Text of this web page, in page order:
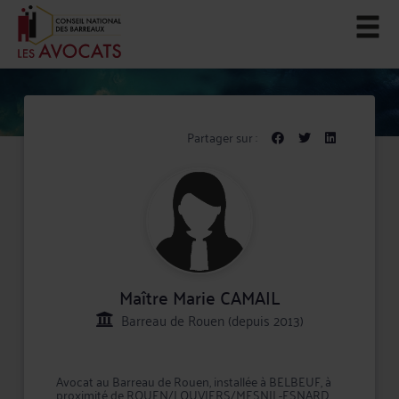
Partager sur :
Maître Marie CAMAIL
Barreau de Rouen (depuis 2013)
Avocat au Barreau de Rouen, installée à BELBEUF, à
proximité de ROUEN/LOUVIERS/MESNIL-ESNARD,